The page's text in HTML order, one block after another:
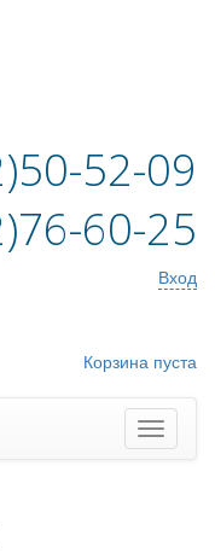
52-09
60-25
Вход
Корзина пуста